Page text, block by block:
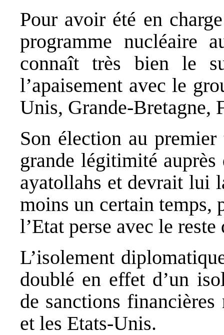
Pour avoir été en
programme nucléaire
connaît très bien le
l’apaisement avec le
Unis, Grande‐Bretagne,
Son élection au
grande légitimité auprès
ayatollahs et devrait lui
moins un certain temps,
l’Etat perse avec le
L’isolement
doublé en effet d’un
de sanctions
et les Etats‐Unis.